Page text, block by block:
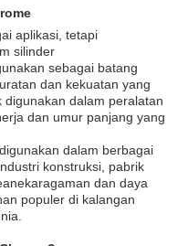
aplikasi, tetapi
silinder
sebagai batang
dan kekuatan yang
dalam peralatan
dan umur panjang yang
dalam berbagai
konstruksi, pabrik
dan daya
populer di kalangan